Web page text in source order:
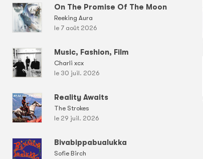
On The Promise Of The Moon
Reeking Aura
le 7 août 2026
Music, Fashion, Film
Charli xcx
le 30 juil. 2026
Reality Awaits
The Strokes
le 29 juil. 2026
Bivabippabualukka
Sofie Birch